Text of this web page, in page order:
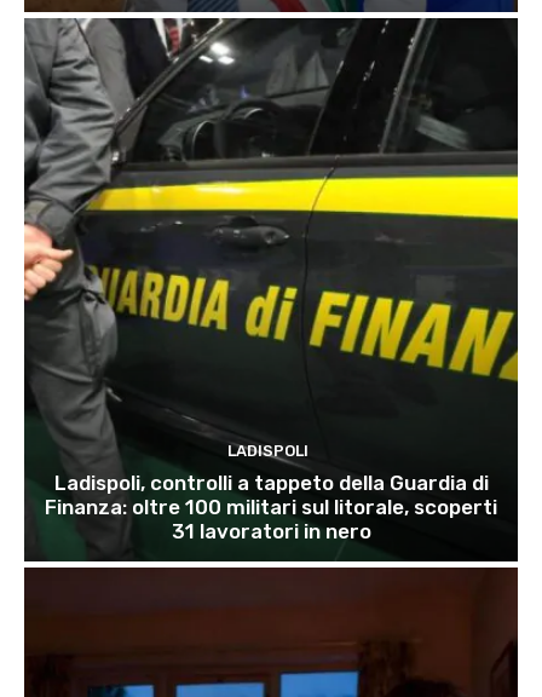
LADISPOLI
Ladispoli, controlli a tappeto della Guardia di
Finanza: oltre 100 militari sul litorale, scoperti
31 lavoratori in nero